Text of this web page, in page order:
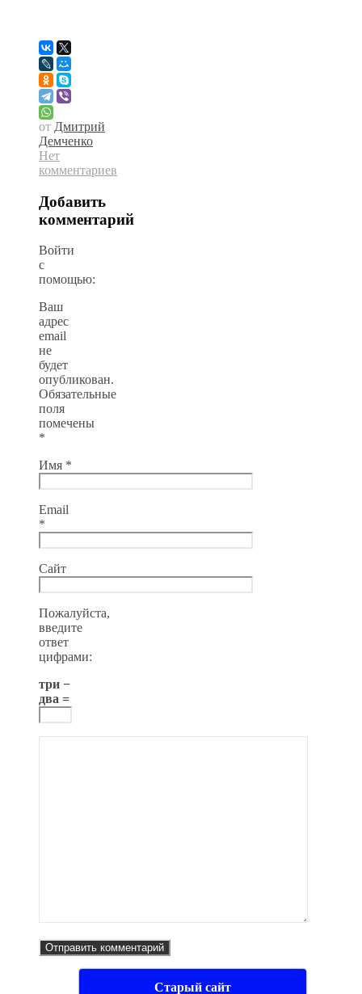
от Дмитрий
Демченко
Нет
комментариев
Добавить
комментарий
Войти
с
помощью:
Ваш
адрес
email
не
будет
опубликован.
Обязательные
поля
помечены
*
Имя *
Email
*
Сайт
Пожалуйста,
введите
ответ
цифрами:
три −
два =
Старый сайт